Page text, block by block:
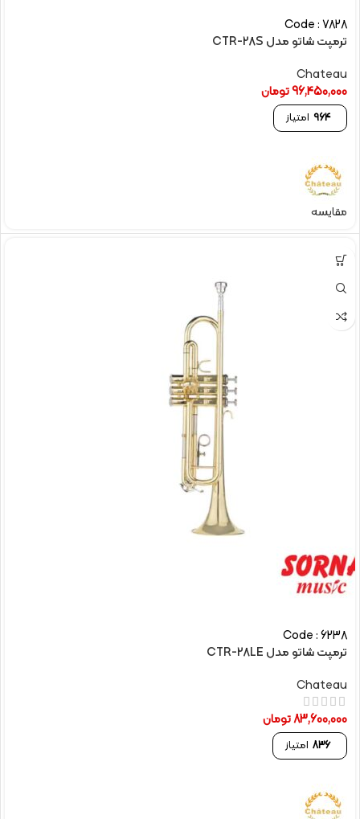
Code : 7828
ترمپت شاتو مدل CTR-28S
Chateau
96,450,000تومان
964 امتیاز
مقایسه
Code : 6238
ترمپت شاتو مدل CTR-28LE
Chateau
83,600,000تومان
836 امتیاز